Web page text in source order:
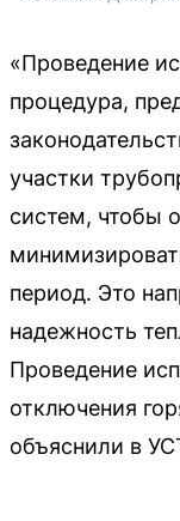
«Проведение
процедура,
участки
систем, чтобы
период. Это
надежность
Проведение
отключения
объяснили в